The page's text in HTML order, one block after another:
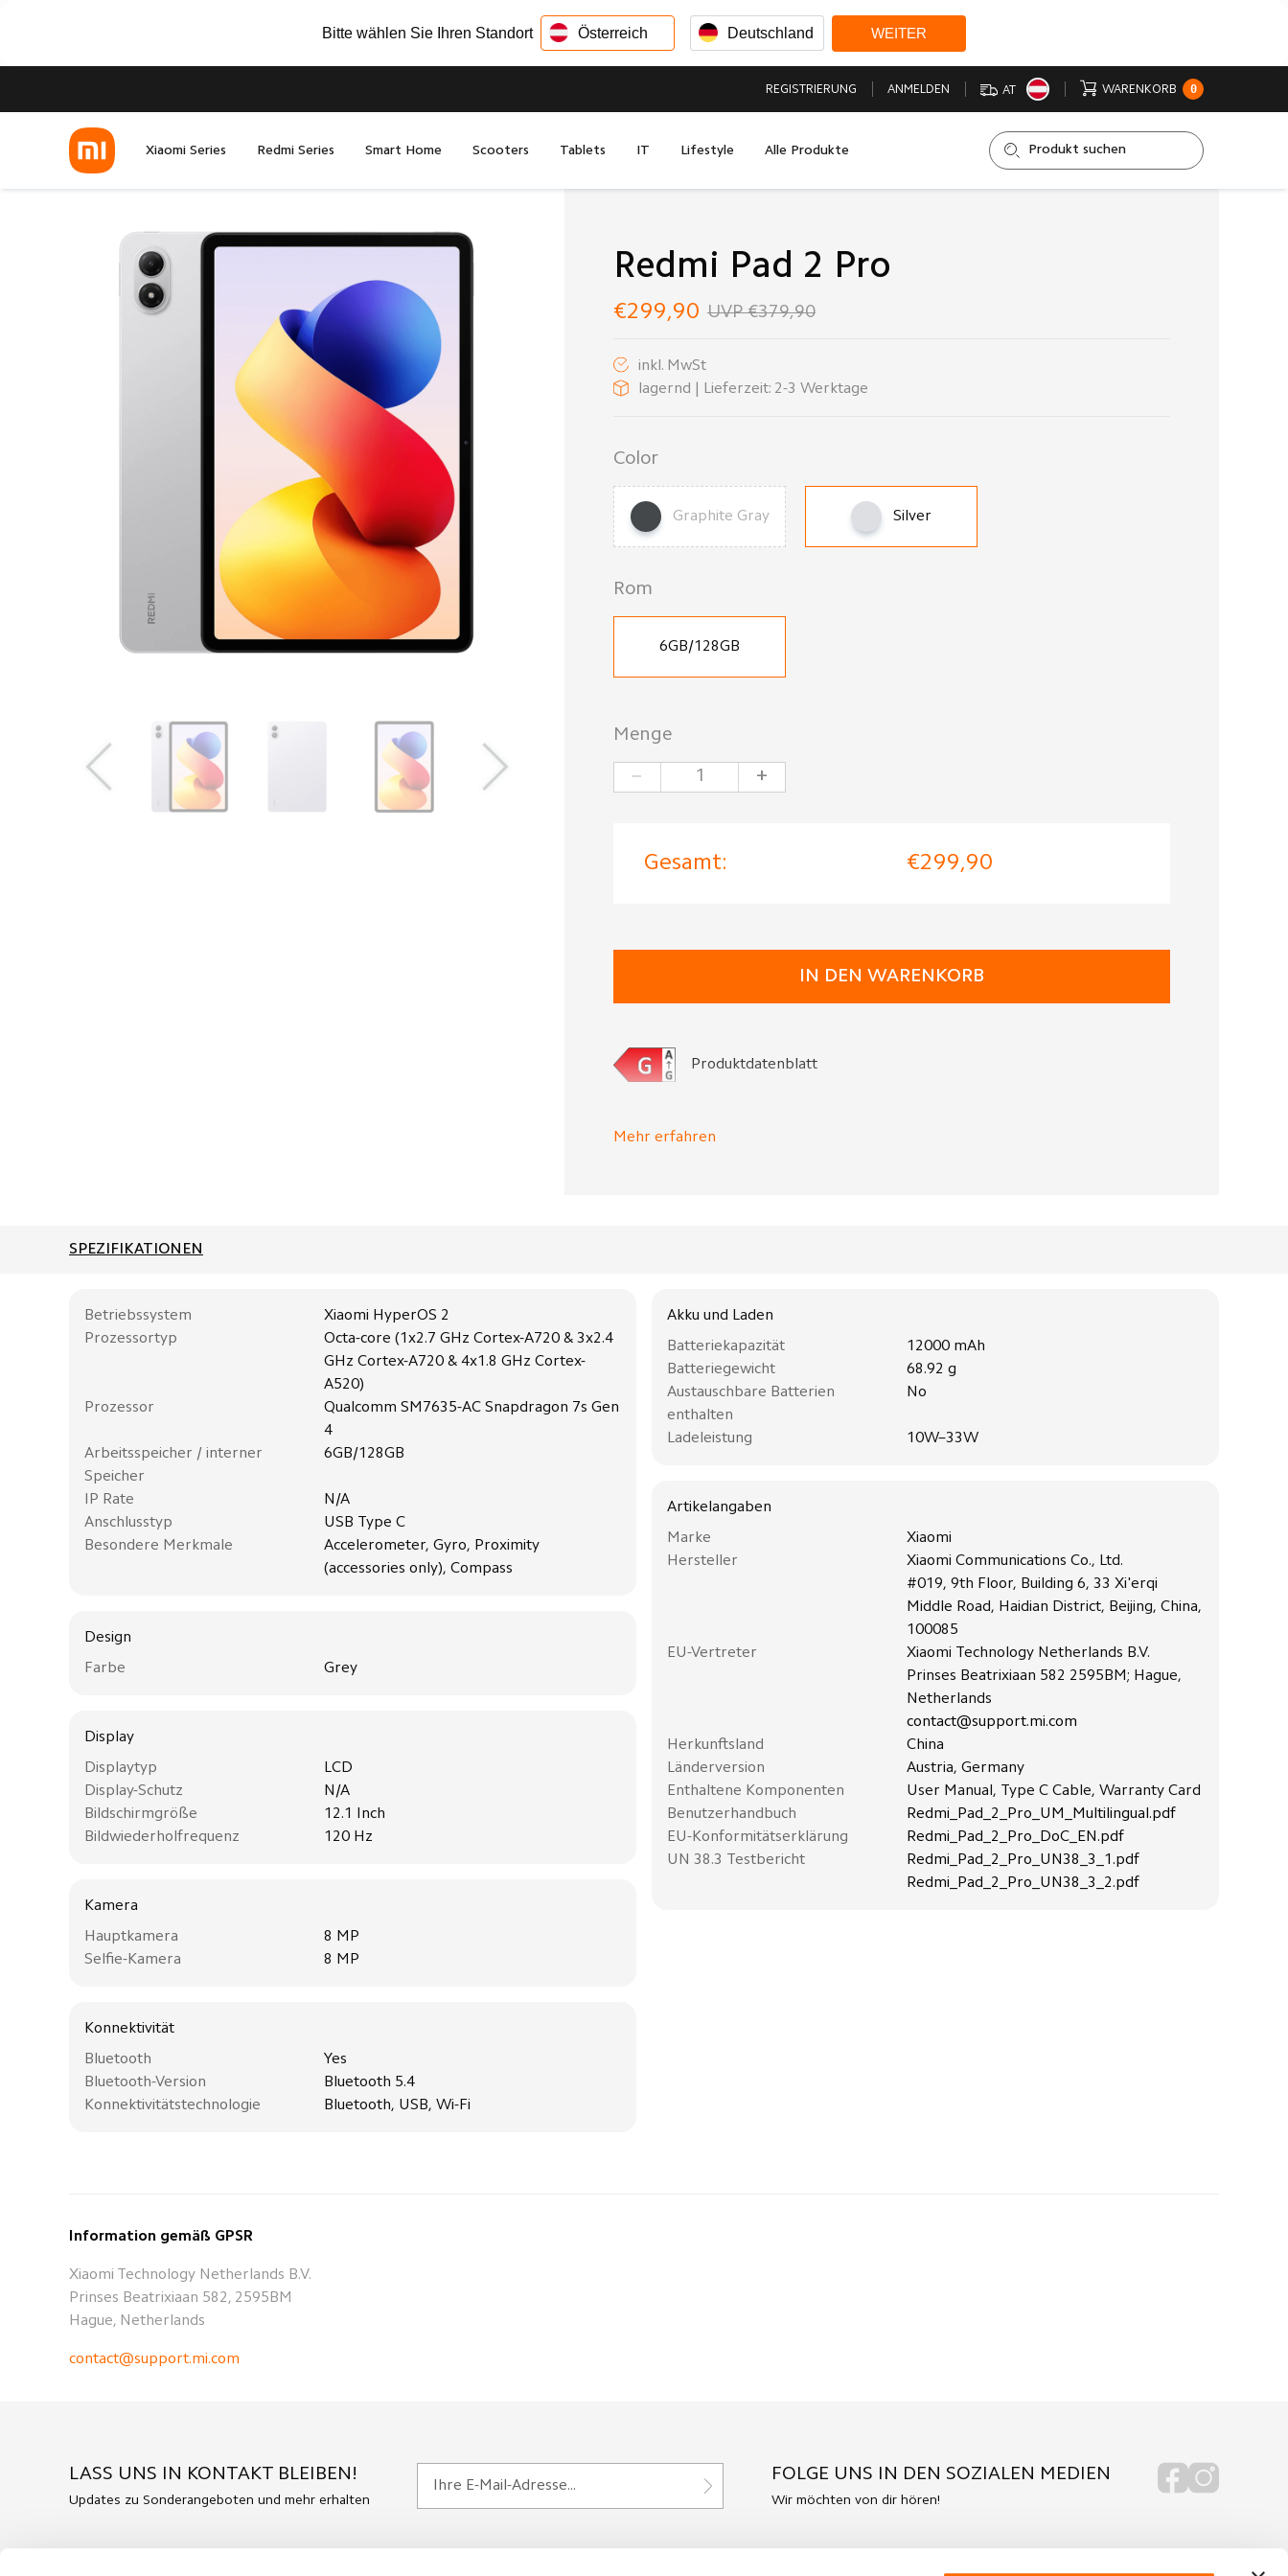
Bitte wählen Sie Ihren Standort Österreich Deutschland WEITER
REGISTRIERUNG ANMELDEN AT WARENKORB 0
Xiaomi Series Redmi Series Smart Home Scooters Tablets IT Lifestyle Alle Produkte
Redmi Pad 2 Pro
€299,90 UVP €379,90
inkl. MwSt
lagernd | Lieferzeit: 2-3 Werktage
Color
Graphite Gray Silver
Rom
6GB/128GB
Menge
− +
Gesamt: €299,90
IN DEN WARENKORB
Produktdatenblatt
Mehr erfahren
SPEZIFIKATIONEN
Betriebssystem
Xiaomi HyperOS 2
Prozessortyp
Octa-core (1x2.7 GHz Cortex-A720 & 3x2.4
GHz Cortex-A720 & 4x1.8 GHz Cortex-
A520)
Prozessor
Qualcomm SM7635-AC Snapdragon 7s Gen
4
Arbeitsspeicher / interner
Speicher
6GB/128GB
IP Rate
N/A
Anschlusstyp
USB Type C
Besondere Merkmale
Accelerometer, Gyro, Proximity
(accessories only), Compass
Design
Farbe
Grey
Display
Displaytyp
LCD
Display-Schutz
N/A
Bildschirmgröße
12.1 Inch
Bildwiederholfrequenz
120 Hz
Kamera
Hauptkamera
8 MP
Selfie-Kamera
8 MP
Konnektivität
Bluetooth
Yes
Bluetooth-Version
Bluetooth 5.4
Konnektivitätstechnologie
Bluetooth, USB, Wi-Fi
Akku und Laden
Batteriekapazität
12000 mAh
Batteriegewicht
68.92 g
Austauschbare Batterien
enthalten
No
Ladeleistung 10W–33W
Artikelangaben
Marke
Xiaomi
Hersteller
Xiaomi Communications Co., Ltd.
#019, 9th Floor, Building 6, 33 Xi'erqi
Middle Road, Haidian District, Beijing, China,
100085
EU-Vertreter
Xiaomi Technology Netherlands B.V.
Prinses Beatrixiaan 582 2595BM; Hague,
Netherlands
contact@support.mi.com
Herkunftsland
China
Länderversion
Austria, Germany
Enthaltene Komponenten
User Manual, Type C Cable, Warranty Card
Benutzerhandbuch
Redmi_Pad_2_Pro_UM_Multilingual.pdf
EU-Konformitätserklärung
Redmi_Pad_2_Pro_DoC_EN.pdf
UN 38.3 Testbericht
Redmi_Pad_2_Pro_UN38_3_1.pdf
Redmi_Pad_2_Pro_UN38_3_2.pdf
Information gemäß GPSR
Xiaomi Technology Netherlands B.V.
Prinses Beatrixiaan 582, 2595BM
Hague, Netherlands
contact@support.mi.com
LASS UNS IN KONTAKT BLEIBEN!
Updates zu Sonderangeboten und mehr erhalten
FOLGE UNS IN DEN SOZIALEN MEDIEN
Wir möchten von dir hören!